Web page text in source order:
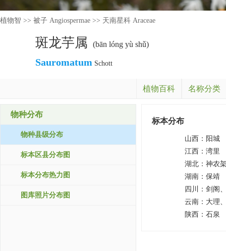
植物智 >> 被子 Angiospermae >> 天南星科 Araceae
斑龙芋属 (bān lóng yù shǔ)
Sauromatum Schott
植物百科 名称分类
物种分布
物种县级分布
标本区县分布图
标本分布热力图
图库照片分布图
标本分布
山西： 阳城
江西： 湾里
湖北： 神农
湖南： 保靖
四川： 剑阁
云南： 大理
陕西： 石泉